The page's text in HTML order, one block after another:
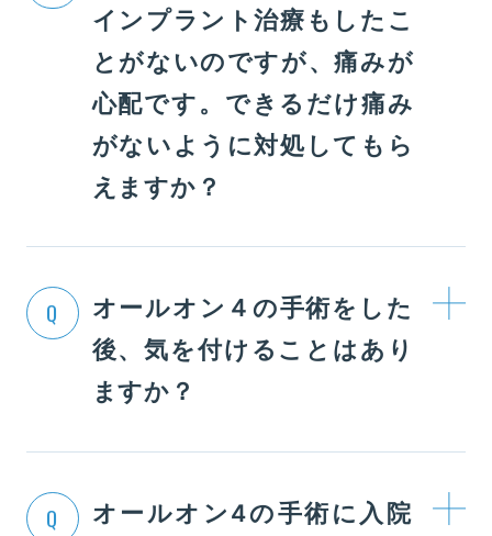
インプラント治療もしたこ
とがないのですが、痛みが
心配です。できるだけ痛み
がないように対処してもら
えますか？
Q
オールオン４の手術をした
後、気を付けることはあり
ますか？
Q
オールオン4の手術に入院